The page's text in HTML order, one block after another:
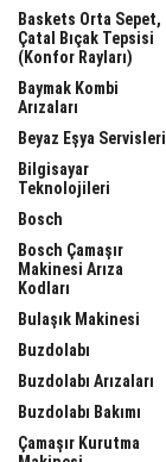
Baskets Orta Sepet,
Çatal Bıçak Tepsisi
(Konfor Rayları)
Baymak Kombi
Arızaları
Beyaz Eşya Servisleri
Bilgisayar
Teknolojileri
Bosch
Bosch Çamaşır
Makinesi Arıza
Kodları
Bulaşık Makinesi
Buzdolabı
Buzdolabı Arızaları
Buzdolabı Bakımı
Çamaşır Kurutma